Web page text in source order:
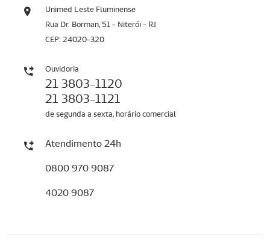
Unimed Leste Fluminense
Rua Dr. Borman, 51 - Niterói - RJ
CEP: 24020-320
Ouvidoria
21 3803-1120
21 3803-1121
de segunda a sexta, horário comercial
Atendimento 24h
0800 970 9087
4020 9087